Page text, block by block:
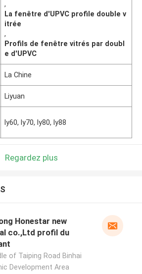
,
La fenêtre d'UPVC profile double v
itrée
,
Profils de fenêtre vitrés par doubl
e d'UPVC
La Chine
Liyuan
ly60, ly70, ly80, ly88
Regardez plus
Honestar new
co.,Ltd profil du
of Taiping Road Binhai
Development Area